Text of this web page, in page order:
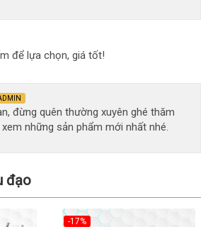
để lựa chọn, giá tốt!
đừng quên thường xuyên ghé thăm
những sản phẩm mới nhất nhé.
đạo
-17%